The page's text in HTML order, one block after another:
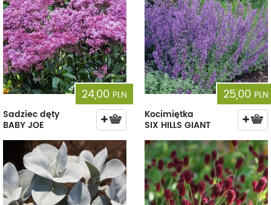
24,00 PLN
Sadziec dęty
BABY JOE
25,00 PLN
Kocimiętka
SIX HILLS GIANT